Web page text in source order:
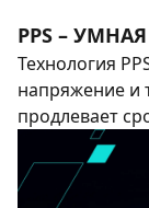
PPS –
Технология
напряжение и
продлевает